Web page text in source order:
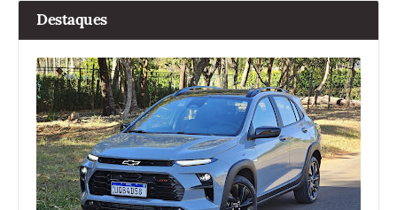
Destaques